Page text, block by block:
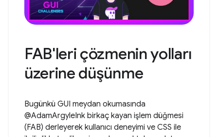
FAB'leri çözmenin yolları
üzerine düşünme
Bugünkü GUI meydan okumasında
@AdamArgyleInk birkaç kayan işlem düğmesi
(FAB) derleyerek kullanıcı deneyimi ve CSS ile